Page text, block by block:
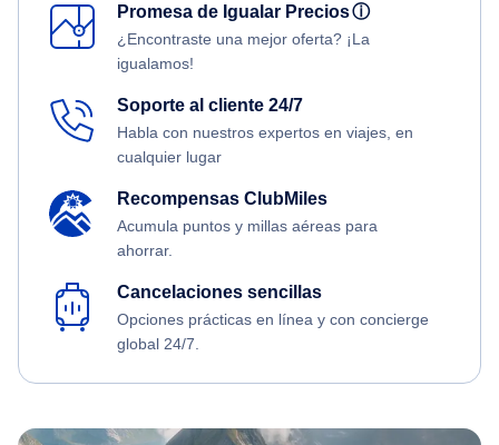
Promesa de Igualar Preciosⓘ
¿Encontraste una mejor oferta? ¡La
igualamos!
Soporte al cliente 24/7
Habla con nuestros expertos en viajes, en
cualquier lugar
Recompensas ClubMiles
Acumula puntos y millas aéreas para
ahorrar.
Cancelaciones sencillas
Opciones prácticas en línea y con concierge
global 24/7.